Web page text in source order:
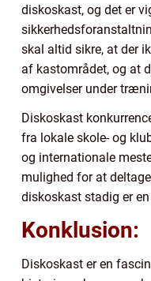
diskoskast, og det er
skal altid sikre, at der
af kastområdet, og at
omgivelser under
Diskoskast
fra lokale skole- og
og internationale
mulighed for at
diskoskast stadig er
Konklusion:
Diskoskast er en